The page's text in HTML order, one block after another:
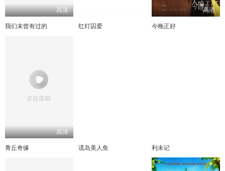
高清
我们未曾有过的 红灯囚爱
高清
今晚正好
高清
青丘奇缘 谎岛美人鱼 利未记